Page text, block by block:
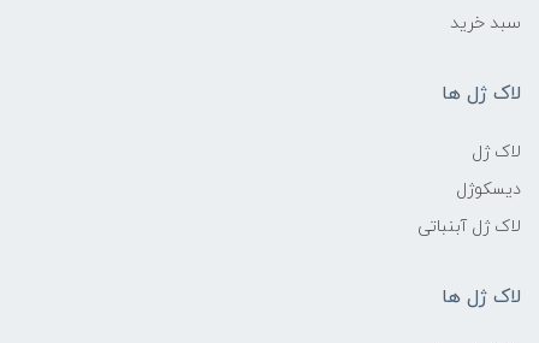
سبد خرید
لاک ژل ها
لاک ژل
دیسکوژل
لاک ژل آبنباتی
لاک ژل ها